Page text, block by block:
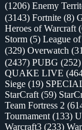
(1206) Enemy
(3143) Fortnite (8)
Heroes of Warcraft
Storm (5) League
(329) Overwatch
(2437) PUBG (252)
QUAKE LIVE
Siege (19)
StarCraft (59)
Team Fortress 2
Tournament (133)
Warcraft3 (233)